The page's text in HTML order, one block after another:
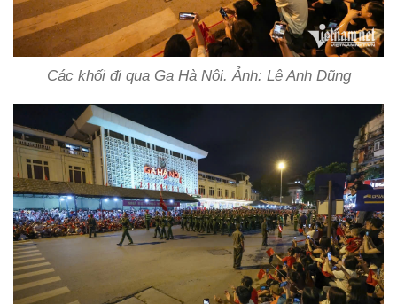
Các khối đi qua Ga Hà Nội. Ảnh: Lê Anh Dũng